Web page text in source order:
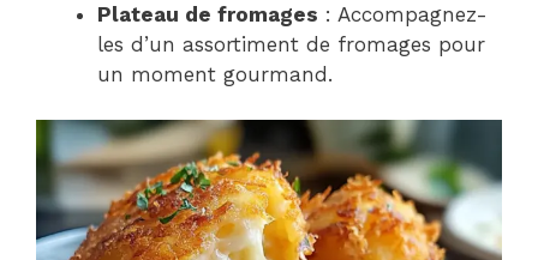
Plateau de fromages : Accompagnez-
les d’un assortiment de fromages pour
un moment gourmand.